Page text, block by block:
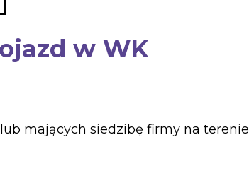
w WK
mających siedzibę firmy na terenie